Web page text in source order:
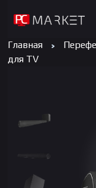
Главная
для TV